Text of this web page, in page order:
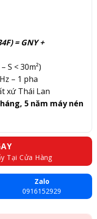
= GNY +
S < 30m²)
– 1 pha
xứ Thái Lan
5 năm máy nén
Tại Cửa Hàng
Zalo
0916152929